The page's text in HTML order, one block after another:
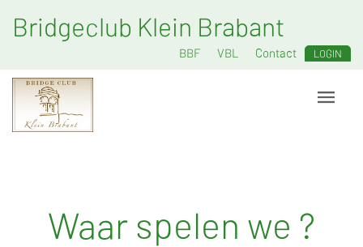
Bridgeclub Klein Brabant
BBF VBL Contact LOGIN
Waar spelen we ?